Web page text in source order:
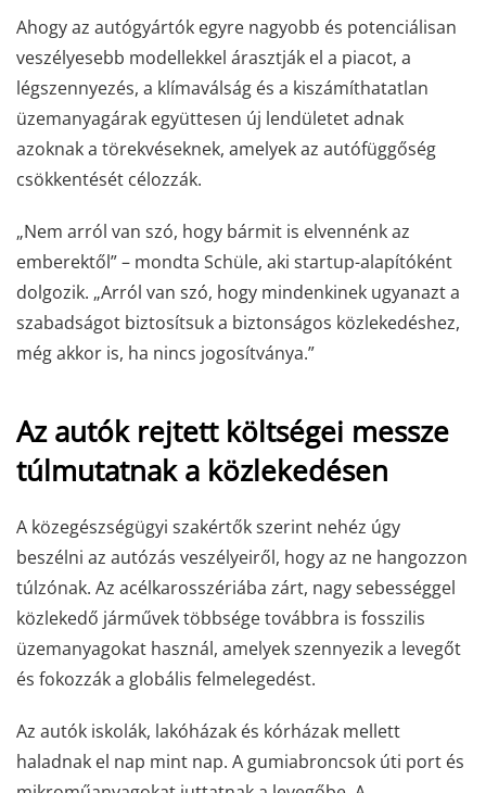
Ahogy az autógyártók egyre nagyobb és potenciálisan
veszélyesebb modellekkel árasztják el a piacot, a
légszennyezés, a klímaválság és a kiszámíthatatlan
üzemanyagárak együttesen új lendületet adnak
azoknak a törekvéseknek, amelyek az autófüggőség
csökkentését célozzák.
„Nem arról van szó, hogy bármit is elvennénk az
emberektől” – mondta Schüle, aki startup-alapítóként
dolgozik. „Arról van szó, hogy mindenkinek ugyanazt a
szabadságot biztosítsuk a biztonságos közlekedéshez,
még akkor is, ha nincs jogosítványa.”
Az autók rejtett költségei messze
túlmutatnak a közlekedésen
A közegészségügyi szakértők szerint nehéz úgy
beszélni az autózás veszélyeiről, hogy az ne hangozzon
túlzónak. Az acélkarosszériába zárt, nagy sebességgel
közlekedő járművek többsége továbbra is fosszilis
üzemanyagokat használ, amelyek szennyezik a levegőt
és fokozzák a globális felmelegedést.
Az autók iskolák, lakóházak és kórházak mellett
haladnak el nap mint nap. A gumiabroncsok úti port és